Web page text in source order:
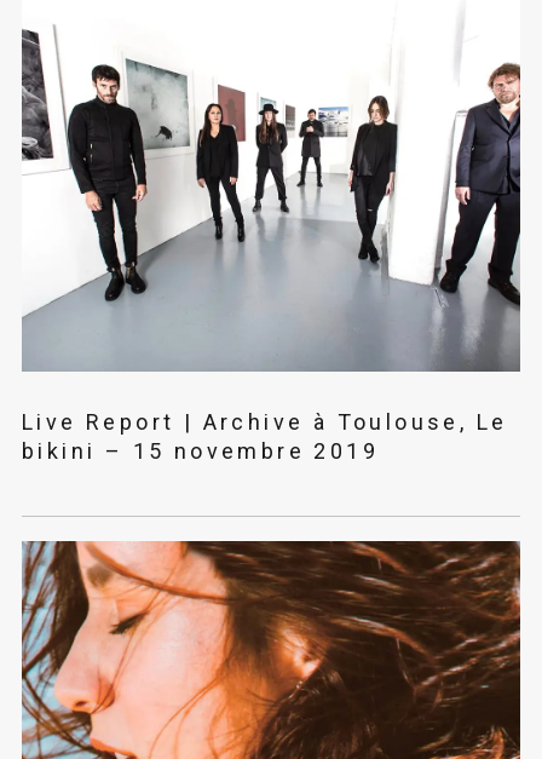
Live Report | Archive à Toulouse, Le
bikini – 15 novembre 2019